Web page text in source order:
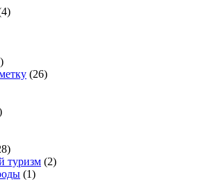
(26)
туризм (2)
(1)